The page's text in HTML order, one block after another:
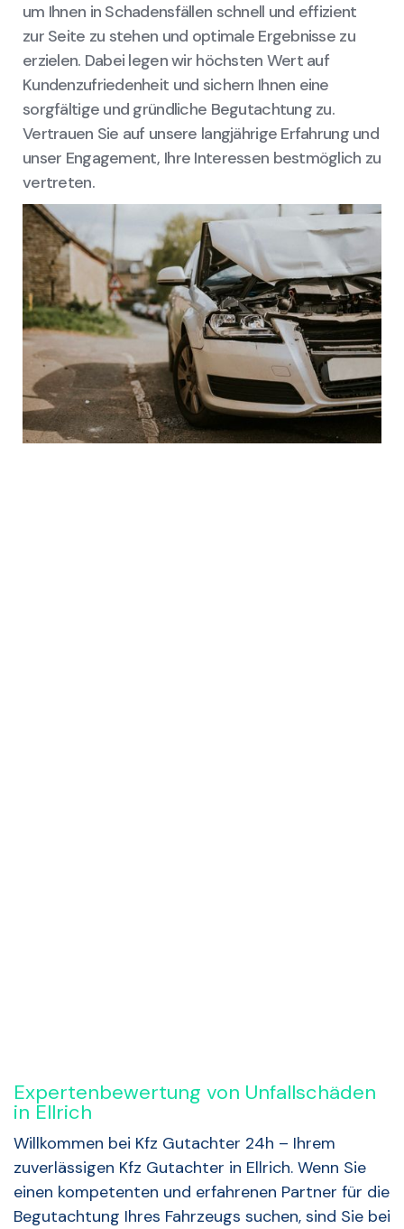
um Ihnen in Schadensfällen schnell und effizient
zur Seite zu stehen und optimale Ergebnisse zu
erzielen. Dabei legen wir höchsten Wert auf
Kundenzufriedenheit und sichern Ihnen eine
sorgfältige und gründliche Begutachtung zu.
Vertrauen Sie auf unsere langjährige Erfahrung und
unser Engagement, Ihre Interessen bestmöglich zu
vertreten.
Expertenbewertung von Unfallschäden
in Ellrich
Willkommen bei Kfz Gutachter 24h – Ihrem
zuverlässigen Kfz Gutachter in Ellrich. Wenn Sie
einen kompetenten und erfahrenen Partner für die
Begutachtung Ihres Fahrzeugs suchen, sind Sie bei